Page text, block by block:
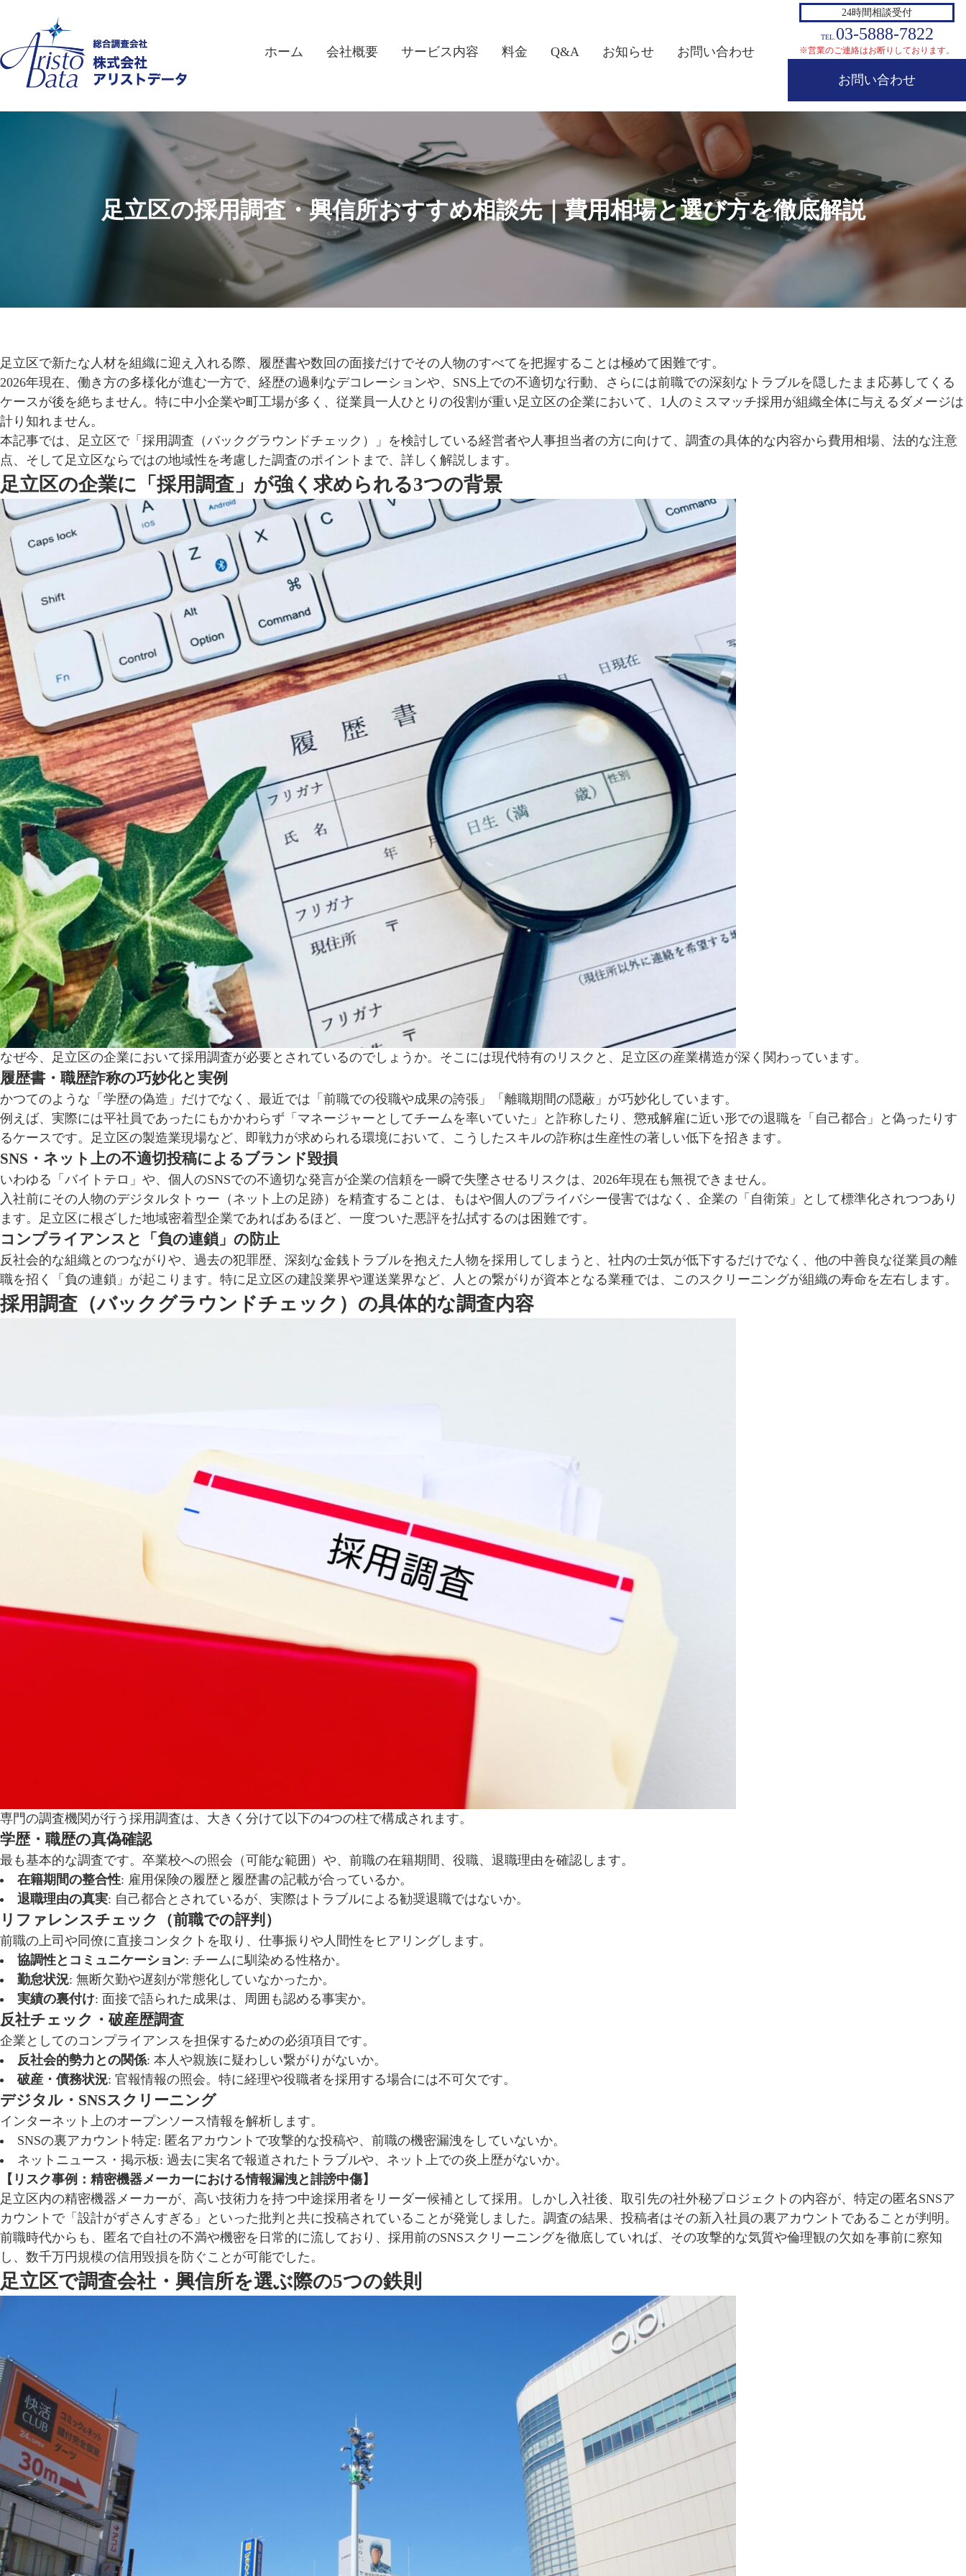
ホーム 会社概要 サービス内容 料金 Q&A お知らせ お問い合わせ
24時間相談受付
TEL. 03-5888-7822
※営業のご連絡はお断りしております。
お問い合わせ
足立区の採用調査・興信所おすすめ相談先｜費用相場と選び方を徹底解説
足立区で新たな人材を組織に迎え入れる際、履歴書や数回の面接だけでその人物のすべてを把握することは極めて困難です。
2026年現在、働き方の多様化が進む一方で、経歴の過剰なデコレーションや、SNS上での不適切な行動、さらには前職での深刻なトラブルを隠したまま応募してくる
ケースが後を絶ちません。特に中小企業や町工場が多く、従業員一人ひとりの役割が重い足立区の企業において、1人のミスマッチ採用が組織全体に与えるダメージは
計り知れません。
本記事では、足立区で「採用調査（バックグラウンドチェック）」を検討している経営者や人事担当者の方に向けて、調査の具体的な内容から費用相場、法的な注意
点、そして足立区ならではの地域性を考慮した調査のポイントまで、詳しく解説します。
足立区の企業に「採用調査」が強く求められる3つの背景
なぜ今、足立区の企業において採用調査が必要とされているのでしょうか。そこには現代特有のリスクと、足立区の産業構造が深く関わっています。
履歴書・職歴詐称の巧妙化と実例
かつてのような「学歴の偽造」だけでなく、最近では「前職での役職や成果の誇張」「離職期間の隠蔽」が巧妙化しています。
例えば、実際には平社員であったにもかかわらず「マネージャーとしてチームを率いていた」と詐称したり、懲戒解雇に近い形での退職を「自己都合」と偽ったりす
るケースです。足立区の製造業現場など、即戦力が求められる環境において、こうしたスキルの詐称は生産性の著しい低下を招きます。
SNS・ネット上の不適切投稿によるブランド毀損
いわゆる「バイトテロ」や、個人のSNSでの不適切な発言が企業の信頼を一瞬で失墜させるリスクは、2026年現在も無視できません。
入社前にその人物のデジタルタトゥー（ネット上の足跡）を精査することは、もはや個人のプライバシー侵害ではなく、企業の「自衛策」として標準化されつつあり
ます。足立区に根ざした地域密着型企業であればあるほど、一度ついた悪評を払拭するのは困難です。
コンプライアンスと「負の連鎖」の防止
反社会的な組織とのつながりや、過去の犯罪歴、深刻な金銭トラブルを抱えた人物を採用してしまうと、社内の士気が低下するだけでなく、他の中善良な従業員の離
職を招く「負の連鎖」が起こります。特に足立区の建設業界や運送業界など、人との繋がりが資本となる業種では、このスクリーニングが組織の寿命を左右します。
採用調査（バックグラウンドチェック）の具体的な調査内容
専門の調査機関が行う採用調査は、大きく分けて以下の4つの柱で構成されます。
学歴・職歴の真偽確認
最も基本的な調査です。卒業校への照会（可能な範囲）や、前職の在籍期間、役職、退職理由を確認します。
在籍期間の整合性: 雇用保険の履歴と履歴書の記載が合っているか。
退職理由の真実: 自己都合とされているが、実際はトラブルによる勧奨退職ではないか。
リファレンスチェック（前職での評判）
前職の上司や同僚に直接コンタクトを取り、仕事振りや人間性をヒアリングします。
協調性とコミュニケーション: チームに馴染める性格か。
勤怠状況: 無断欠勤や遅刻が常態化していなかったか。
実績の裏付け: 面接で語られた成果は、周囲も認める事実か。
反社チェック・破産歴調査
企業としてのコンプライアンスを担保するための必須項目です。
反社会的勢力との関係: 本人や親族に疑わしい繋がりがないか。
破産・債務状況: 官報情報の照会。特に経理や役職者を採用する場合には不可欠です。
デジタル・SNSスクリーニング
インターネット上のオープンソース情報を解析します。
SNSの裏アカウント特定: 匿名アカウントで攻撃的な投稿や、前職の機密漏洩をしていないか。
ネットニュース・掲示板: 過去に実名で報道されたトラブルや、ネット上での炎上歴がないか。
【リスク事例：精密機器メーカーにおける情報漏洩と誹謗中傷】
足立区内の精密機器メーカーが、高い技術力を持つ中途採用者をリーダー候補として採用。しかし入社後、取引先の社外秘プロジェクトの内容が、特定の匿名SNSア
カウントで「設計がずさんすぎる」といった批判と共に投稿されていることが発覚しました。調査の結果、投稿者はその新入社員の裏アカウントであることが判明。
前職時代からも、匿名で自社の不満や機密を日常的に流しており、採用前のSNSスクリーニングを徹底していれば、その攻撃的な気質や倫理観の欠如を事前に察知
し、数千万円規模の信用毀損を防ぐことが可能でした。
足立区で調査会社・興信所を選ぶ際の5つの鉄則